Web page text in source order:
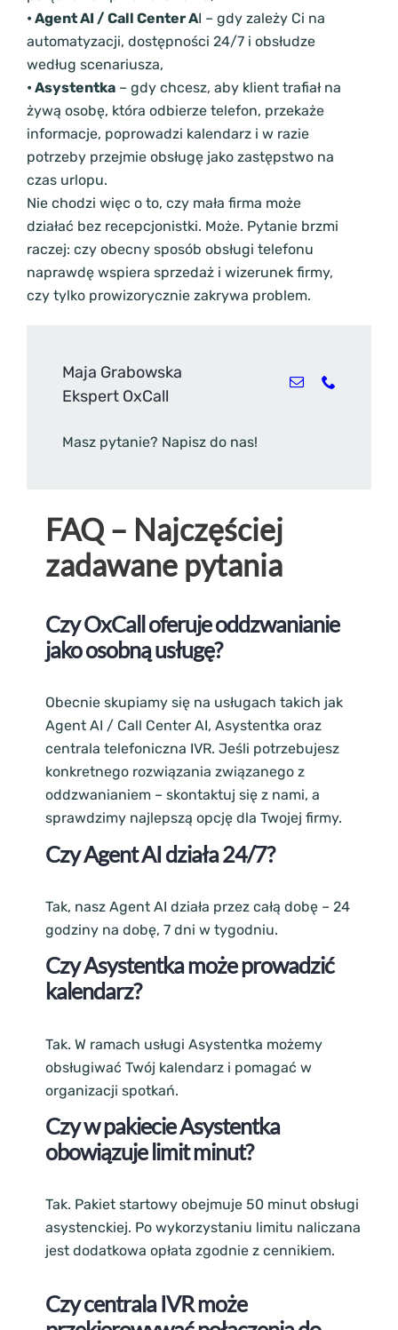
• Agent AI / Call Center AI – gdy zależy Ci na
automatyzacji, dostępności 24/7 i obsłudze
według scenariusza,
• Asystentka– gdy chcesz, aby klient trafiał na
żywą osobę, która odbierze telefon, przekaże
informacje, poprowadzi kalendarz i w razie
potrzeby przejmie obsługę jako zastępstwo na
czas urlopu.
Nie chodzi więc o to, czy mała firma może
działać bez recepcjonistki. Może. Pytanie brzmi
raczej: czy obecny sposób obsługi telefonu
naprawdę wspiera sprzedaż i wizerunek firmy,
czy tylko prowizorycznie zakrywa problem.
Maja Grabowska
Ekspert OxCall
Masz pytanie? Napisz do nas!
FAQ – Najczęściej
zadawane pytania
Czy OxCall oferuje oddzwanianie
jako osobną usługę?
Obecnie skupiamy się na usługach takich jak
Agent AI / Call Center AI, Asystentka oraz
centrala telefoniczna IVR. Jeśli potrzebujesz
konkretnego rozwiązania związanego z
oddzwanianiem – skontaktuj się z nami, a
sprawdzimy najlepszą opcję dla Twojej firmy.
Czy Agent AI działa 24/7?
Tak, nasz Agent AI działa przez całą dobę – 24
godziny na dobę, 7 dni w tygodniu.
Czy Asystentka może prowadzić
kalendarz?
Tak. W ramach usługi Asystentka możemy
obsługiwać Twój kalendarz i pomagać w
organizacji spotkań.
Czy w pakiecie Asystentka
obowiązuje limit minut?
Tak. Pakiet startowy obejmuje 50 minut obsługi
asystenckiej. Po wykorzystaniu limitu naliczana
jest dodatkowa opłata zgodnie z cennikiem.
Czy centrala IVR może